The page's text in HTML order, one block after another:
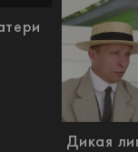
Дикая